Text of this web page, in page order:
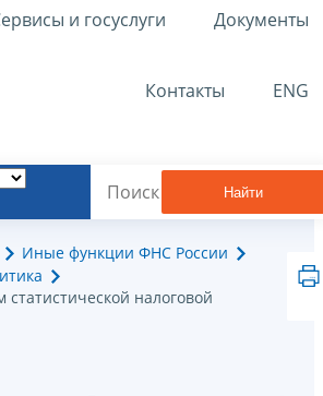
и госуслуги Документы
Контакты ENG
Найти
Иные функции ФНС России
налоговой